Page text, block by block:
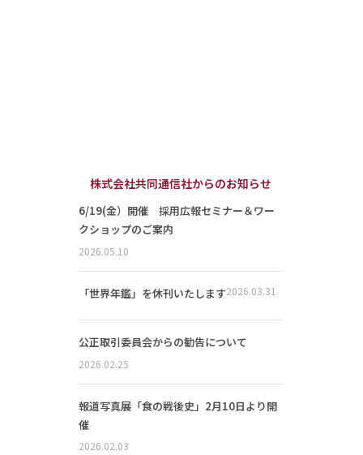
株式会社共同通信社からのお知らせ
6/19(金）開催 採用広報セミナー＆ワー
クショップのご案内
2026.05.10
「世界年鑑」を休刊いたします2026.03.31
公正取引委員会からの勧告について
2026.02.25
報道写真展「食の戦後史」2月10日より開
催
2026.02.03